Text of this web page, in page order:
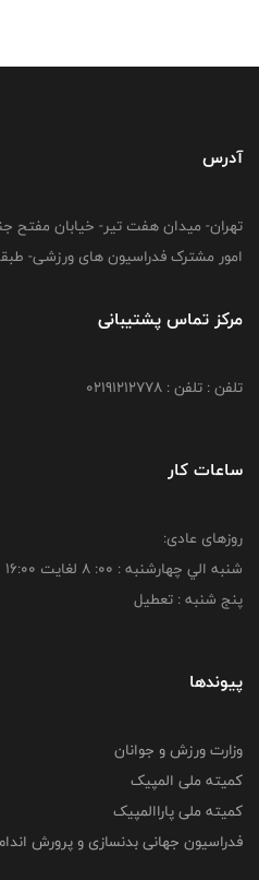
آدرس
امور مشترک فدراسیون های ورزشی- طبقه
مرکز تماس پشتیبانی
تلفن : تلفن : 02191212778
ساعات کار
روزهای عادی:
شنبه الي چهارشنبه : 00: 8 لغايت 16:00
پنج شنبه : تعطیل
پیوندها
وزارت ورزش و جوانان
کمیته ملی المپیک
کمیته ملی پاراالمپیک
فدراسیون جهانی بدنسازی و پرورش